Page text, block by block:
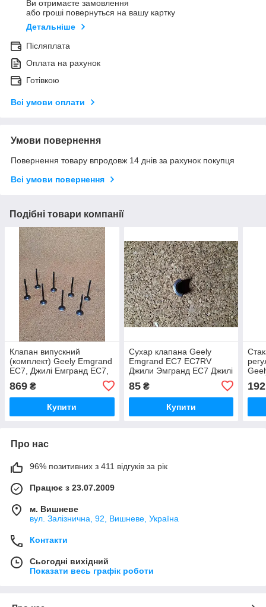
Ви отримаєте замовлення
або гроші повернуться на вашу картку
Детальніше
Післяплата
Оплата на рахунок
Готівкою
Всі умови оплати
Умови повернення
Повернення товару впродовж 14 днів за рахунок покупця
Всі умови повернення
Подібні товари компанії
Клапан випускний
(комплект) Geely Emgrand
EC7, Джилі Емгранд ЕС7,
869 ₴
Купити
Сухар клапана Geely
Emgrand EC7 EC7RV
Джили Эмгранд ЕС7 Джилі
85₴
Купити
192
Про нас
96% позитивних з 411 відгуків за рік
Працює з 23.07.2009
м. Вишневе
вул. Залізнична, 92, Вишневе, Україна
Контакти
Сьогодні вихідний
Показати весь графік роботи